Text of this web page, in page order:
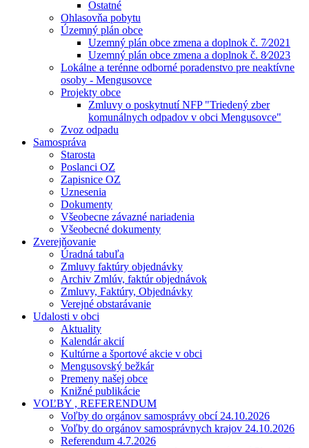
Ostatné
Ohlasovňa pobytu
Územný plán obce
Uzemný plán obce zmena a doplnok č. 7⁄2021
Uzemný plán obce zmena a doplnok č. 8⁄2023
Lokálne a terénne odborné poradenstvo pre neaktívne
osoby - Mengusovce
Projekty obce
Zmluvy o poskytnutí NFP "Triedený zber
komunálnych odpadov v obci Mengusovce"
Zvoz odpadu
Samospráva
Starosta
Poslanci OZ
Zapisnice OZ
Uznesenia
Dokumenty
Všeobecne závazné nariadenia
Všeobecné dokumenty
Zverejňovanie
Úradná tabuľa
Zmluvy faktúry objednávky
Archiv Zmlúv, faktúr objednávok
Zmluvy, Faktúry, Objednávky
Verejné obstarávanie
Udalosti v obci
Aktuality
Kalendár akcií
Kultúrne a športové akcie v obci
Mengusovský bežkár
Premeny našej obce
Knižné publikácie
VOĽBY , REFERENDUM
Voľby do orgánov samosprávy obcí 24.10.2026
Voľby do orgánov samosprávnych krajov 24.10.2026
Referendum 4.7.2026